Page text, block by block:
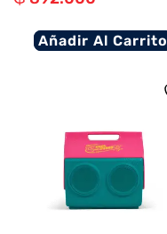
Añadir Al Carrito